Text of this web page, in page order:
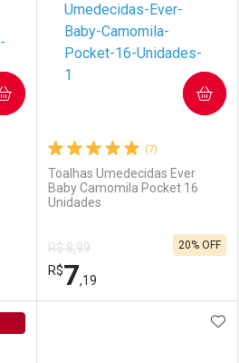
Comprar sem Desconto
Por R$ 7,19/cada
Comprar sem Desconto
Por R$ 7,19/cada
(7)
Toalhas Umedecidas Ever
Baby Camomila Pocket 16
Unidades
R$ 8,99
R$7,19
20% OFF
COMPRAR